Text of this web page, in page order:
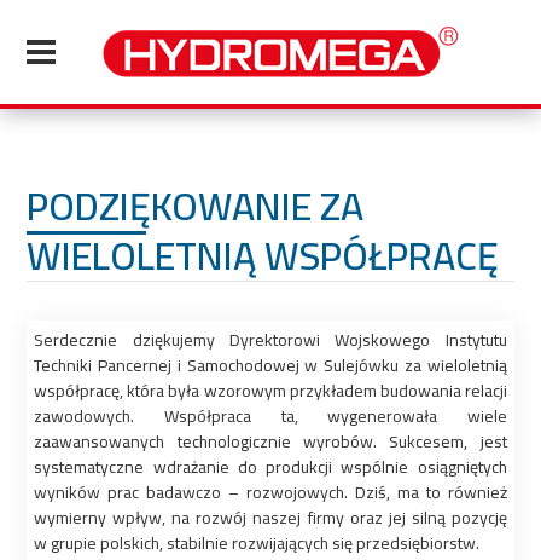
PODZIĘKOWANIE ZA
WIELOLETNIĄ WSPÓŁPRACĘ
Serdecznie dziękujemy Dyrektorowi Wojskowego Instytutu
Techniki Pancernej i Samochodowej w Sulejówku za wieloletnią
współpracę, która była wzorowym przykładem budowania relacji
zawodowych. Współpraca ta, wygenerowała wiele
zaawansowanych technologicznie wyrobów. Sukcesem, jest
systematyczne wdrażanie do produkcji wspólnie osiągniętych
wyników prac badawczo – rozwojowych. Dziś, ma to również
wymierny wpływ, na rozwój naszej firmy oraz jej silną pozycję
w grupie polskich, stabilnie rozwijających się przedsiębiorstw.